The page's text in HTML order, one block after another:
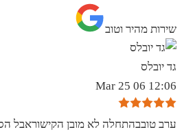
שירות מהיר וטוב
גד יובלס
12:06 06 Mar 25
ערב טובבהתחלה לא מובן הקישוראבל